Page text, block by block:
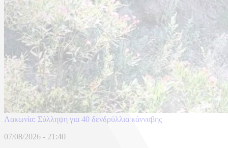
Λακωνία: Σύλληψη για 40 δενδρύλλια κάνναβης
07/08/2026 - 21:40